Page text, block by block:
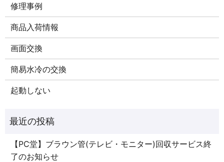
修理事例
商品入荷情報
画面交換
簡易水冷の交換
起動しない
【PC堂】ブラウン管(テレビ・モニター)回収サービス終
了のお知らせ